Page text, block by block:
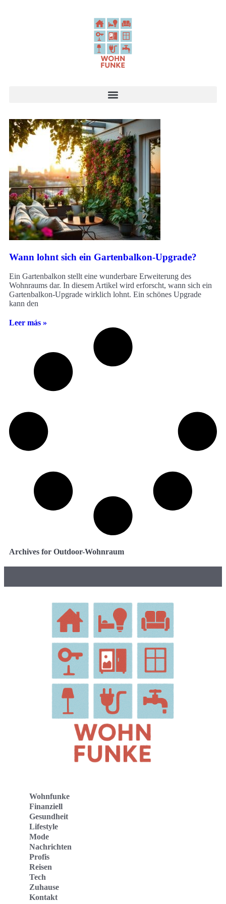
Wann lohnt sich ein Gartenbalkon-Upgrade?
Ein Gartenbalkon stellt eine wunderbare Erweiterung des
Wohnraums dar. In diesem Artikel wird erforscht, wann sich ein
Gartenbalkon-Upgrade wirklich lohnt. Ein schönes Upgrade
kann den
Leer más »
Archives for Outdoor-Wohnraum
Wohnfunke
Finanziell
Gesundheit
Lifestyle
Mode
Nachrichten
Profis
Reisen
Tech
Zuhause
Kontakt